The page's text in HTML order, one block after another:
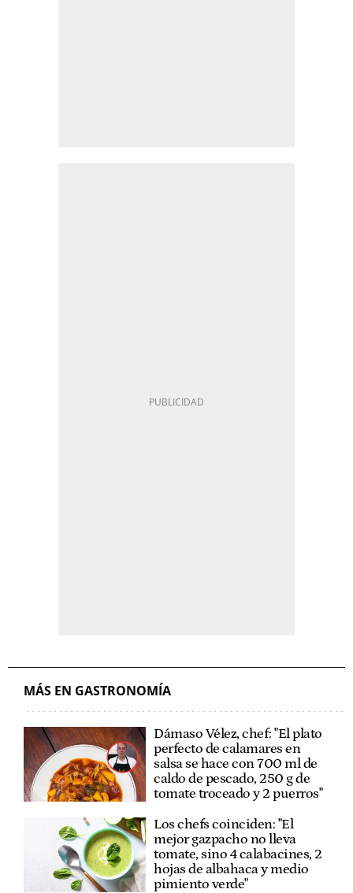
MÁS EN GASTRONOMÍA
Dámaso Vélez, chef: "El plato
perfecto de calamares en
salsa se hace con 700 ml de
caldo de pescado, 250 g de
tomate troceado y 2 puerros"
Los chefs coinciden: "El
mejor gazpacho no lleva
tomate, sino 4 calabacines, 2
hojas de albahaca y medio
pimiento verde"